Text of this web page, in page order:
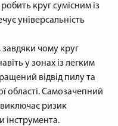
круг сумісним із
універсальність
завдяки чому круг
у зонах із легким
відвід пилу та
області. Самозачепний
виключає ризик